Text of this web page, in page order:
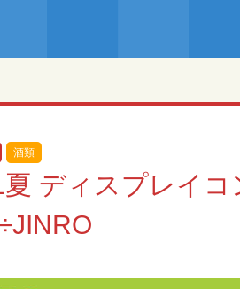
酒類
ディスプレイ